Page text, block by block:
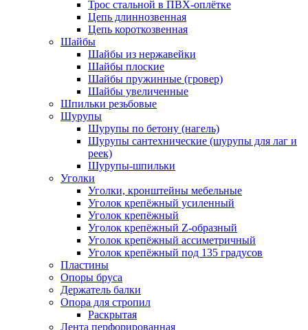
Трос стальной в ПВХ-оплётке
Цепь длиннозвенная
Цепь короткозвенная
Шайбы
Шайбы из нержавейки
Шайбы плоские
Шайбы пружинные (гровер)
Шайбы увеличенные
Шпильки резьбовые
Шурупы
Шурупы по бетону (нагель)
Шурупы сантехнические (шурупы для лаг и
реек)
Шурупы-шпильки
Уголки
Уголки, кронштейны мебельные
Уголок крепёжный усиленный
Уголок крепёжный
Уголок крепёжный Z-образный
Уголок крепёжный ассиметричный
Уголок крепёжный под 135 градусов
Пластины
Опоры бруса
Держатель балки
Опора для стропил
Раскрытая
Лента перфорированная